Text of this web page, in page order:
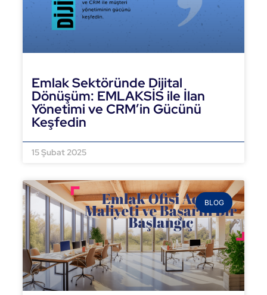
Emlak Sektöründe Dijital
Dönüşüm: EMLAKSİS ile İlan
Yönetimi ve CRM’in Gücünü
Keşfedin
15 Şubat 2025
BLOG